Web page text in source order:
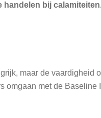
handelen bij
maar de vaardigheid
omgaan met de